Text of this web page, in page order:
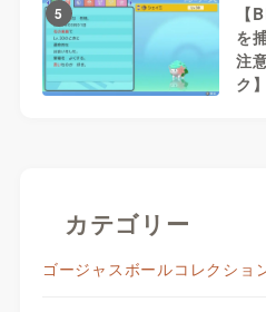
5
【
を
注
ク】
カテゴリー
ゴージャスボールコレクショ